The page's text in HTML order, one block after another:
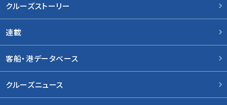
クルーズストーリー
連載
客船・港データベース
クルーズニュース